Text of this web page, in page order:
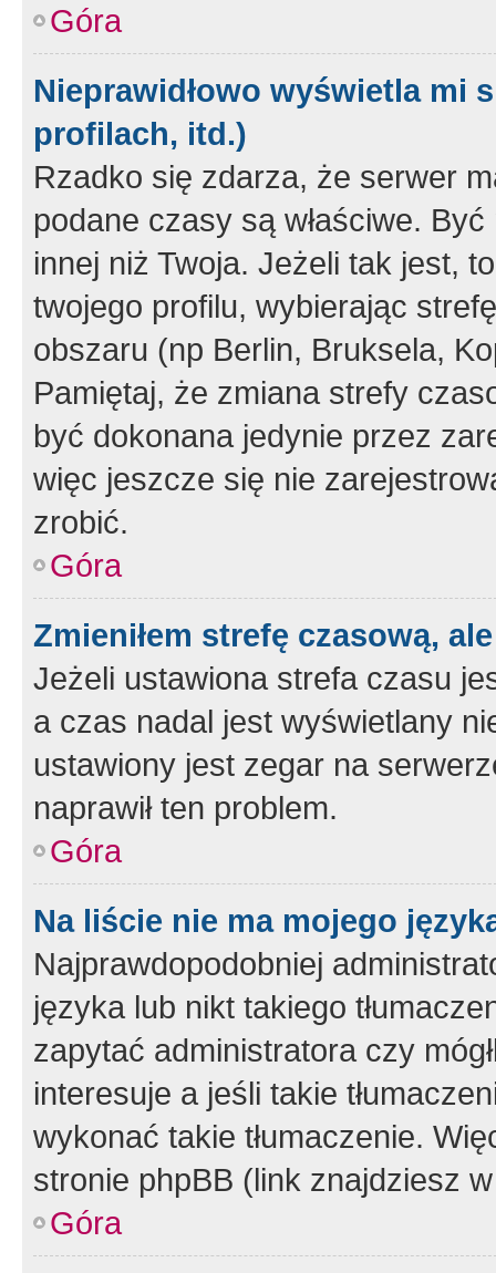
Góra
Nieprawidłowo wyświetla mi
profilach, itd.)
Rzadko się zdarza, że serwer
podane czasy są właściwe.
innej niż Twoja. Jeżeli tak jest,
twojego profilu, wybierając
obszaru (np Berlin, Bruksela,
Pamiętaj, że zmiana strefy
być dokonana jedynie przez
więc jeszcze się nie
zrobić.
Góra
Zmieniłem strefę czasową,
Jeżeli ustawiona strefa czasu
a czas nadal jest wyświetlany
ustawiony jest zegar na
naprawił ten problem.
Góra
Na liście nie ma mojego
Najprawdopodobniej
języka lub nikt takiego
zapytać administratora czy
interesuje a jeśli takie
wykonać takie tłumaczenie.
stronie phpBB (link znajdziesz
Góra